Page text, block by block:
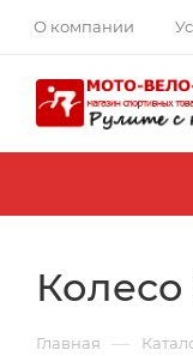
О компании
Главная —